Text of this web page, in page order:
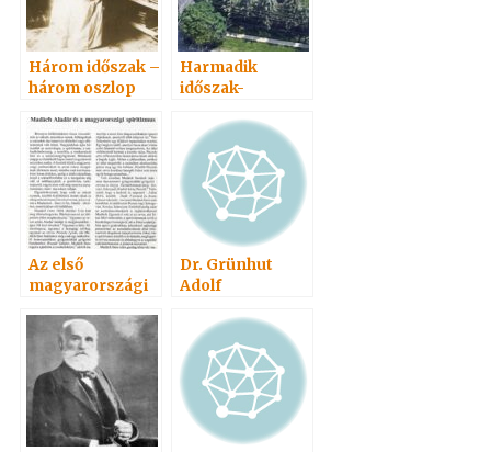
Három időszak –
három oszlop
Harmadik
időszak-
Az első
magyarországi
egylet
Dr. Grünhut
Adolf